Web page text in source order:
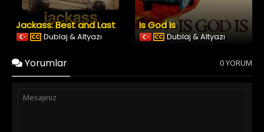
Jackass: Best and Last
Dublaj & Altyazı
Is God Is
Dublaj & Altyazı
Yorumlar 0 YORUM